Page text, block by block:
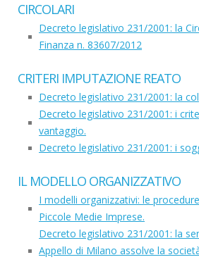
CIRCOLARI
Decreto legislativo 231/2001: la
Finanza n. 83607/2012
CRITERI IMPUTAZIONE REATO
Decreto legislativo 231/2001: la
Decreto legislativo 231/2001: i
vantaggio.
Decreto legislativo 231/2001: i
IL MODELLO ORGANIZZATIVO
I modelli organizzativi: le
Piccole Medie Imprese.
Decreto legislativo 231/2001: la
Appello di Milano assolve la